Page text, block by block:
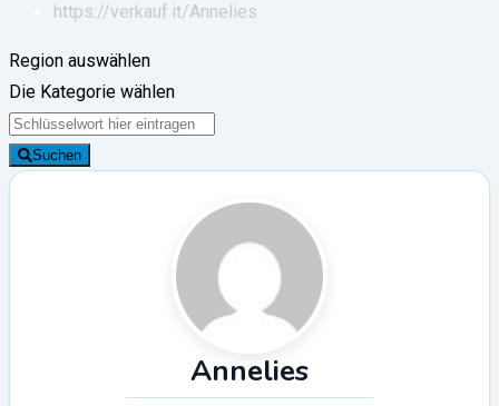
https://verkauf.it/Annelies
Region auswählen
Die Kategorie wählen
Suchen
Annelies